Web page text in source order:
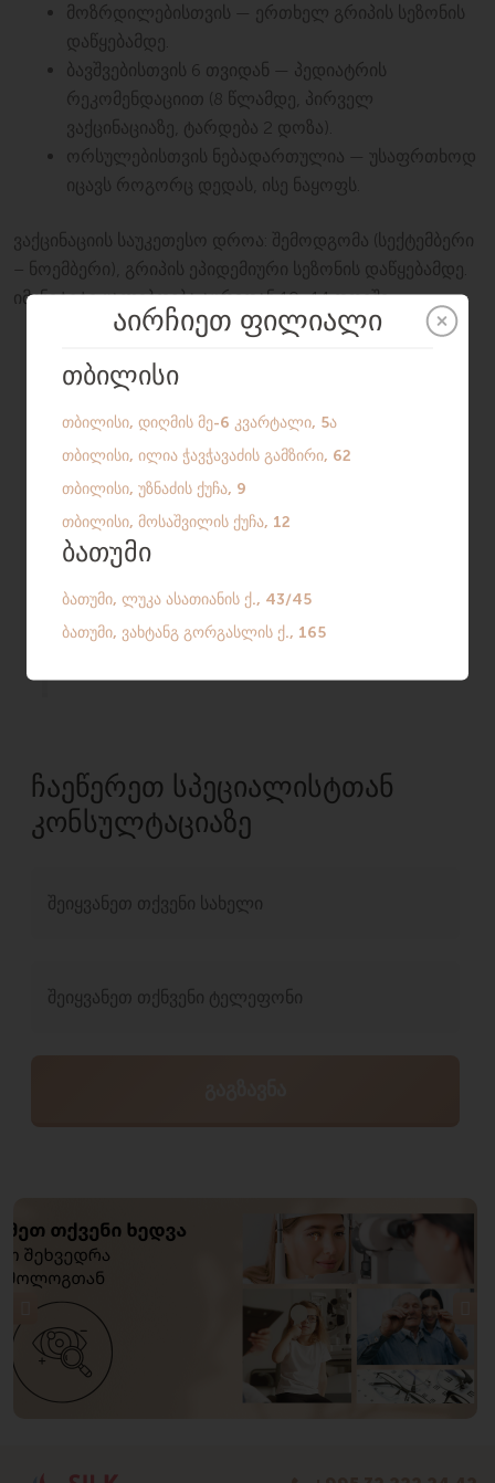
მოზრდილებისთვის — ერთხელ გრიპის სეზონის
დაწყებამდე.
ბავშვებისთვის 6 თვიდან — პედიატრის
რეკომენდაციით (8 წლამდე, პირველ
ვაქცინაციაზე, ტარდება 2 დოზა).
ორსულებისთვის ნებადართულია — უსაფრთხოდ
იცავს როგორც დედას, ისე ნაყოფს.
ვაქცინაციის საუკეთესო დროა: შემოდგომა (სექტემბერი
– ნოემბერი), გრიპის ეპიდემიური სეზონის დაწყებამდე.
იმუნიტეტი ყალიბდება აცრიდან 10–14 დღეში.
ვაქცინა ხელმისაწვდომია SILK Medical
კლინიკის ფილიალებში თბილისში
(მე-6 კვარტალი დიღმის 5ა; ილია
ჭავჭავაძის გამზირი, №62) და ბათუმში
(ლუკა ასათიანისქუჩა, №43/45;
ვახტანგ გორგასლის ქუჩა, №165).
ჩანაწერი:
@SilkMedical_Bot
მეშვეობით ან ტელეფონზე: +995 568
60 38 68.
ᲩᲐᲔᲬᲔᲠᲔᲗ ᲡᲞᲔᲪᲘᲐᲚᲘᲡᲢᲗᲐᲜ
ᲙᲝᲜᲡᲣᲚᲢᲐᲪᲘᲐᲖᲔ